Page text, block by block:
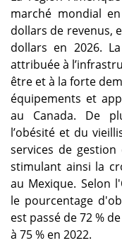
marché mondial
dollars de revenus,
dollars en 2026.
attribuée à
être et à la forte
équipements et
au Canada. De
l’obésité et du
services de
stimulant ainsi la
au Mexique. Selon
le pourcentage
est passé de 72 %
à 75 % en 2022.